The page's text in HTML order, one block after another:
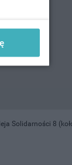
Solidarności 8